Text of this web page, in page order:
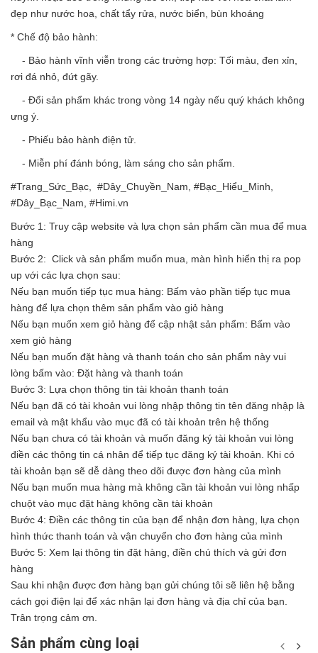
đẹp như nước hoa, chất tẩy rửa, nước biển, bùn khoáng
* Chế độ bảo hành:
- Bảo hành vĩnh viễn trong các trường hợp: Tối màu, đen xỉn,
rơi đá nhỏ, đứt gãy.
- Đổi sản phẩm khác trong vòng 14 ngày nếu quý khách không
ưng ý.
- Phiếu bảo hành điện tử.
- Miễn phí đánh bóng, làm sáng cho sản phẩm.
#Trang_Sức_Bạc, #Dây_Chuyền_Nam, #Bạc_Hiểu_Minh,
#Dây_Bạc_Nam, #Himi.vn
Bước 1: Truy cập website và lựa chọn sản phẩm cần mua để mua
hàng
Bước 2: Click và sản phẩm muốn mua, màn hình hiển thị ra pop
up với các lựa chọn sau:
Nếu bạn muốn tiếp tục mua hàng: Bấm vào phần tiếp tục mua
hàng để lựa chọn thêm sản phẩm vào giỏ hàng
Nếu bạn muốn xem giỏ hàng để cập nhật sản phẩm: Bấm vào
xem giỏ hàng
Nếu bạn muốn đặt hàng và thanh toán cho sản phẩm này vui
lòng bấm vào: Đặt hàng và thanh toán
Bước 3: Lựa chọn thông tin tài khoản thanh toán
Nếu bạn đã có tài khoản vui lòng nhập thông tin tên đăng nhập là
email và mật khẩu vào mục đã có tài khoản trên hệ thống
Nếu bạn chưa có tài khoản và muốn đăng ký tài khoản vui lòng
điền các thông tin cá nhân để tiếp tục đăng ký tài khoản. Khi có
tài khoản bạn sẽ dễ dàng theo dõi được đơn hàng của mình
Nếu bạn muốn mua hàng mà không cần tài khoản vui lòng nhấp
chuột vào mục đặt hàng không cần tài khoản
Bước 4: Điền các thông tin của bạn để nhận đơn hàng, lựa chọn
hình thức thanh toán và vận chuyển cho đơn hàng của mình
Bước 5: Xem lại thông tin đặt hàng, điền chú thích và gửi đơn
hàng
Sau khi nhận được đơn hàng bạn gửi chúng tôi sẽ liên hệ bằng
cách gọi điện lại để xác nhận lại đơn hàng và địa chỉ của bạn.
Trân trọng cảm ơn.
Sản phẩm cùng loại